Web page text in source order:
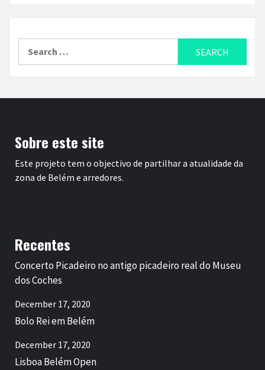
Sobre este site
Este projeto tem o objectivo de partilhar a atualidade da
zona de Belém e arredores.
Recentes
Concerto Picadeiro no antigo picadeiro real do Museu
dos Coches
December 17, 2020
Bolo Rei em Belém
December 17, 2020
Lisboa Belém Open